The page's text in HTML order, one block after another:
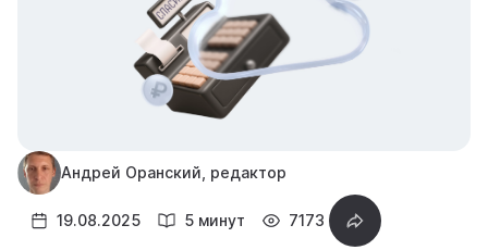
Андрей Оранский, редактор
19.08.2025 5 минут 7173